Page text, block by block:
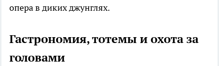
опера в диких джунглях.
Гастрономия, тотемы и охота за
головами